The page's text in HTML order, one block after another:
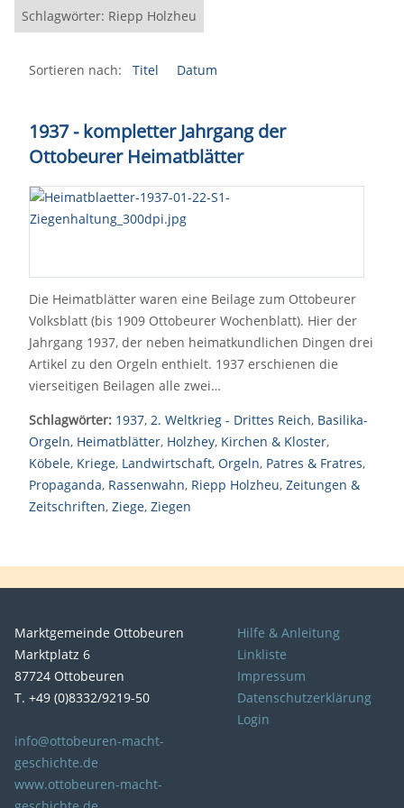
Schlagwörter: Riepp Holzheu
Sortieren nach: Titel Datum
1937 - kompletter Jahrgang der
Ottobeurer Heimatblätter
Die Heimatblätter waren eine Beilage zum Ottobeurer
Volksblatt (bis 1909 Ottobeurer Wochenblatt). Hier der
Jahrgang 1937, der neben heimatkundlichen Dingen drei
Artikel zu den Orgeln enthielt. 1937 erschienen die
vierseitigen Beilagen alle zwei…
Schlagwörter: 1937, 2. Weltkrieg - Drittes Reich, Basilika-
Orgeln, Heimatblätter, Holzhey, Kirchen & Kloster,
Köbele, Kriege, Landwirtschaft, Orgeln, Patres & Fratres,
Propaganda, Rassenwahn, Riepp Holzheu, Zeitungen &
Zeitschriften, Ziege, Ziegen
Marktgemeinde Ottobeuren
Marktplatz 6
87724 Ottobeuren
T. +49 (0)8332/9219-50
info@ottobeuren-macht-
geschichte.de
www.ottobeuren-macht-
Hilfe & Anleitung
Linkliste
Impressum
Datenschutzerklärung
Login